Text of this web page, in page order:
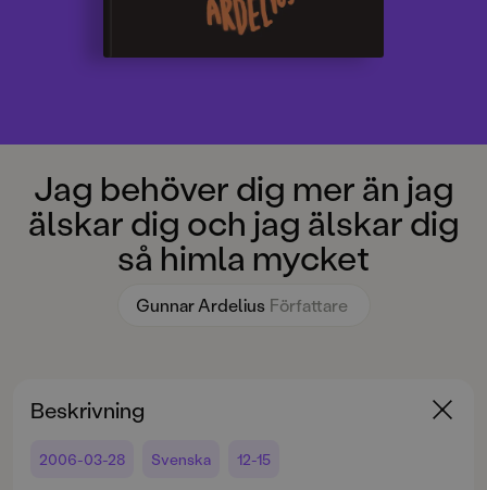
Jag behöver dig mer än jag
älskar dig och jag älskar dig
så himla mycket
Gunnar Ardelius Författare
Beskrivning
2006-03-28 Svenska 12-15